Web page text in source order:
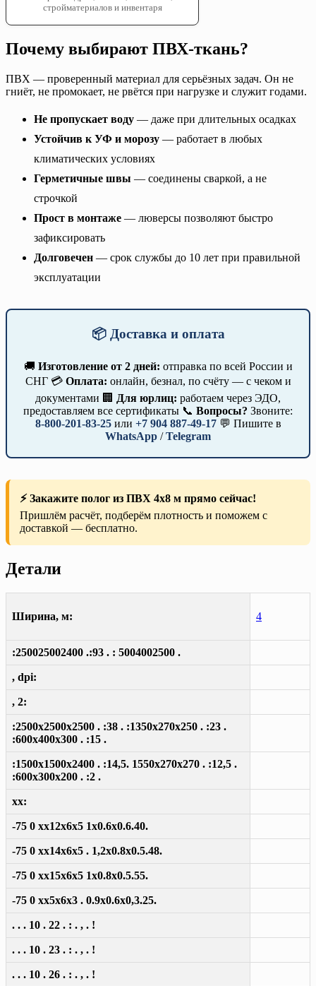
стройматериалов и инвентаря
Почему выбирают ПВХ-ткань?
ПВХ — проверенный материал для серьёзных задач. Он не
гниёт, не промокает, не рвётся при нагрузке и служит годами.
Не пропускает воду — даже при длительных осадках
Устойчив к УФ и морозу — работает в любых
климатических условиях
Герметичные швы — соединены сваркой, а не
строчкой
Прост в монтаже — люверсы позволяют быстро
зафиксировать
Долговечен — срок службы до 10 лет при правильной
эксплуатации
📦 Доставка и оплата
🚚 Изготовление от 2 дней: отправка по всей России и
СНГ 💳 Оплата: онлайн, безнал, по счёту — с чеком и
документами 🏢 Для юрлиц: работаем через ЭДО,
предоставляем все сертификаты 📞 Вопросы? Звоните:
8-800-201-83-25или +7 904 887-49-17💬 Пишите в
WhatsApp /Telegram
⚡ Закажите полог из ПВХ 4х8 м прямо сейчас!
Пришлём расчёт, подберём плотность и поможем с
доставкой — бесплатно.
Детали
Ширина, м: 4
:250025002400 .:93 . : 5004002500 .
, dpi:
, 2:
:2500x2500x2500 . :38 . :1350x270x250 . :23 .
:600x400x300 . :15 .
:1500x1500x2400 . :14,5. 1550x270x270 . :12,5 .
:600x300x200 . :2 .
xx:
-75 0 xx12x6x5 1x0.6x0.6.40.
-75 0 xx14x6x5 . 1,2x0.8x0.5.48.
-75 0 xx15x6x5 1x0.8x0.5.55.
-75 0 xx5x6x3 . 0.9x0.6x0,3.25.
. . . 10 . 22 . : . , . !
. . . 10 . 23 . : . , . !
. . . 10 . 26 . : . , . !